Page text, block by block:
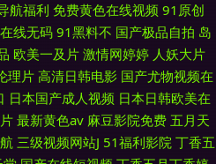
航福利 免费黄色在线视频 91原创
线无码 91黑料不 国产极品自拍 岛
欧美一及片 激情网婷婷 人妖大片
理片高清日韩电影 国产尤物视频在
日本国产成人视频 日本日韩欧美在
最新黄色av 麻豆影院免费 五月天
三级视频网站J 51福利影院 丁香五